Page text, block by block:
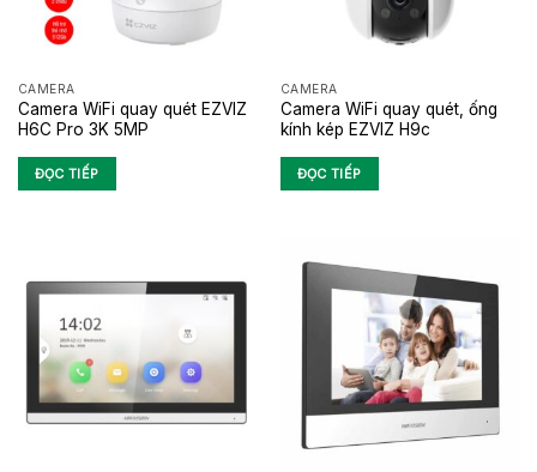
CAMERA
Camera WiFi quay quét EZVIZ
H6C Pro 3K 5MP
ĐỌC TIẾP
CAMERA
Camera WiFi quay quét, ống
kính kép EZVIZ H9c
ĐỌC TIẾP